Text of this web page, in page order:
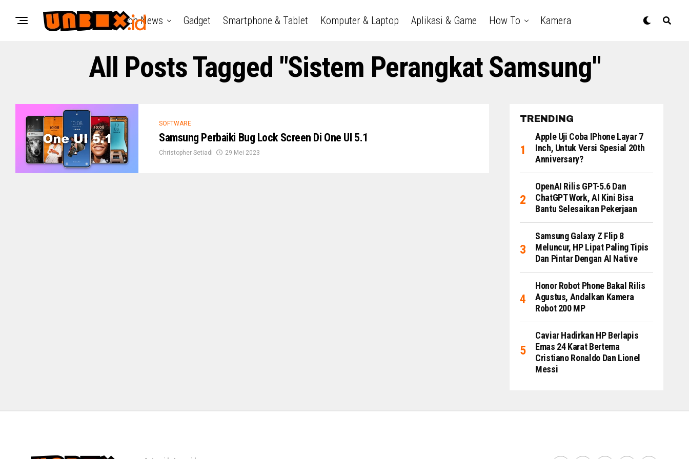
Tech News Gadget Smartphone & Tablet Komputer & Laptop Aplikasi & Game How To Kamera
All Posts Tagged "Sistem Perangkat Samsung"
SOFTWARE
Samsung Perbaiki Bug Lock Screen Di One UI 5.1
Christopher Setiadi 29 Mei 2023
TRENDING
Apple Uji Coba IPhone Layar 7
Inch, Untuk Versi Spesial 20th
Anniversary?
OpenAI Rilis GPT-5.6 Dan
ChatGPT Work, AI Kini Bisa
Bantu Selesaikan Pekerjaan
Samsung Galaxy Z Flip 8
Meluncur, HP Lipat Paling Tipis
Dan Pintar Dengan AI Native
Honor Robot Phone Bakal Rilis
Agustus, Andalkan Kamera
Robot 200 MP
Caviar Hadirkan HP Berlapis
Emas 24 Karat Bertema
Cristiano Ronaldo Dan Lionel
Messi